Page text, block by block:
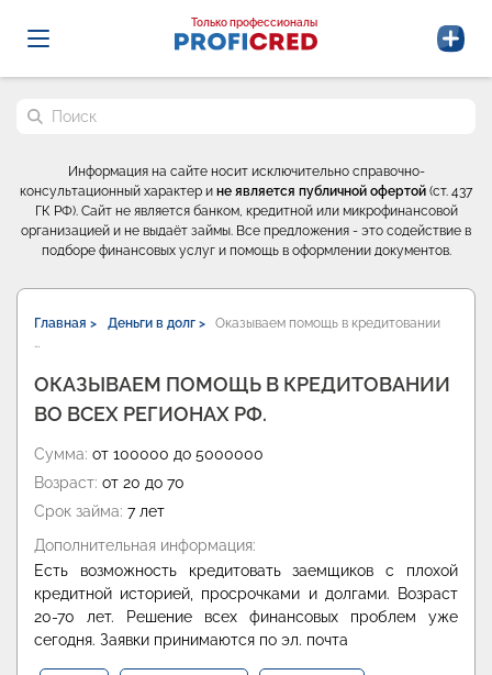
Probrokery - Только профессионалы
Только профессионалы
Поиск по сайту
Информация на сайте носит исключительно справочно-
консультационный характер и не является публичной офертой (ст. 437
ГК РФ). Сайт не является банком, кредитной или микрофинансовой
организацией и не выдаёт займы. Все предложения - это содействие в
подборе финансовых услуг и помощь в оформлении документов.
Главная > Деньги в долг >
Оказываем помощь в кредитовании
…
ОКАЗЫВАЕМ ПОМОЩЬ В КРЕДИТОВАНИИ
ВО ВСЕХ РЕГИОНАХ РФ.
Сумма: от 100000 до 5000000
Возраст: от 20 до 70
Срок займа: 7 лет
Дополнительная информация:
Есть возможность кредитовать заемщиков с плохой
кредитной историей, просрочками и долгами. Возраст
20-70 лет. Решение всех финансовых проблем уже
сегодня. Заявки принимаются по эл. почта